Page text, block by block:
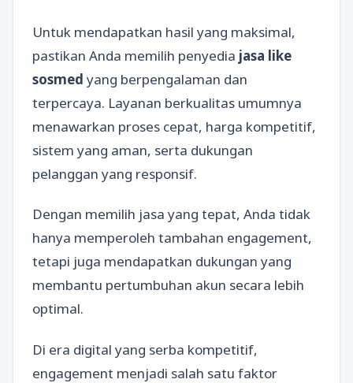
Untuk mendapatkan hasil yang maksimal,
pastikan Anda memilih penyedia jasa like
sosmed yang berpengalaman dan
terpercaya. Layanan berkualitas umumnya
menawarkan proses cepat, harga kompetitif,
sistem yang aman, serta dukungan
pelanggan yang responsif.
Dengan memilih jasa yang tepat, Anda tidak
hanya memperoleh tambahan engagement,
tetapi juga mendapatkan dukungan yang
membantu pertumbuhan akun secara lebih
optimal.
Di era digital yang serba kompetitif,
engagement menjadi salah satu faktor